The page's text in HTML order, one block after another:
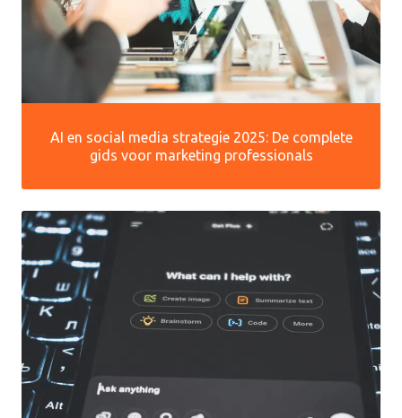
AI en social media strategie 2025: De complete
gids voor marketing professionals